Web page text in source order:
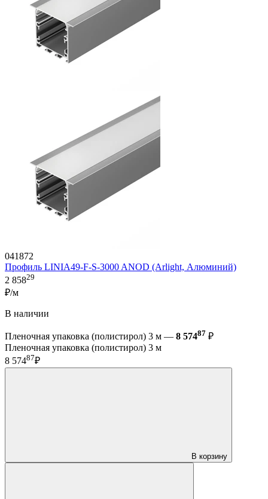
041872
Профиль LINIA49-F-S-3000 ANOD (Arlight, Алюминий)
2 85829
₽/м
В наличии
Пленочная упаковка (полистирол) 3 м — 8 57487 ₽
Пленочная упаковка (полистирол) 3 м
8 57487₽
В корзину